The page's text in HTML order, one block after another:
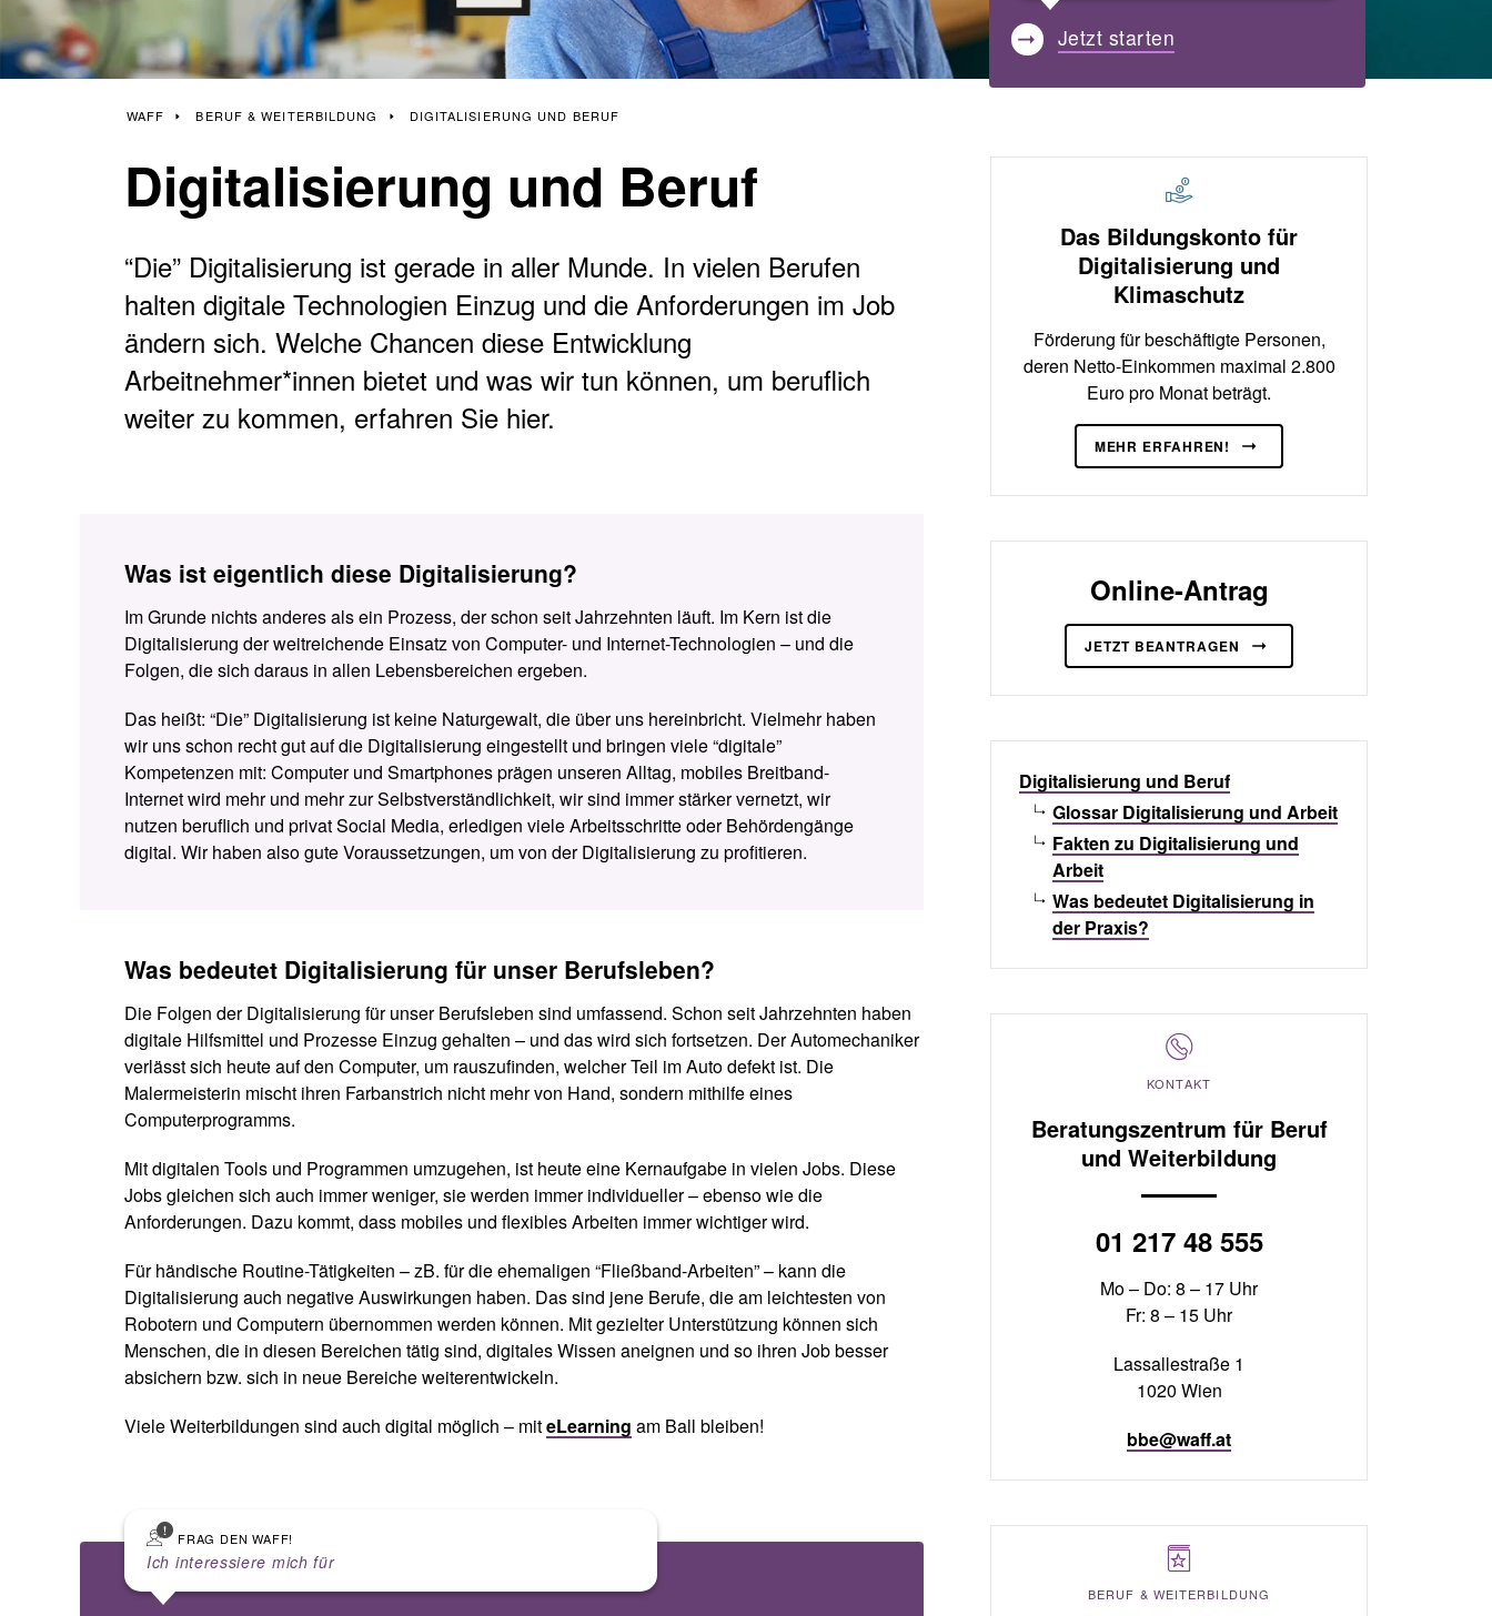
KURS SUCHEN
JOB SUCHEN
Anfahrtsplan
Jetzt starten
WAFF BERUF & WEITERBILDUNG DIGITALISIERUNG UND BERUF
Digitalisierung und Beruf
“Die” Digitalisierung ist gerade in aller Munde. In vielen Berufen
halten digitale Technologien Einzug und die Anforderungen im Job
ändern sich. Welche Chancen diese Entwicklung
Arbeitnehmer*innen bietet und was wir tun können, um beruflich
weiter zu kommen, erfahren Sie hier.
Was ist eigentlich diese Digitalisierung?
Im Grunde nichts anderes als ein Prozess, der schon seit Jahrzehnten läuft. Im Kern ist die
Digitalisierung der weitreichende Einsatz von Computer- und Internet-Technologien – und die
Folgen, die sich daraus in allen Lebensbereichen ergeben.
Das heißt: “Die” Digitalisierung ist keine Naturgewalt, die über uns hereinbricht. Vielmehr haben
wir uns schon recht gut auf die Digitalisierung eingestellt und bringen viele “digitale”
Kompetenzen mit: Computer und Smartphones prägen unseren Alltag, mobiles Breitband-
Internet wird mehr und mehr zur Selbstverständlichkeit, wir sind immer stärker vernetzt, wir
nutzen beruflich und privat Social Media, erledigen viele Arbeitsschritte oder Behördengänge
digital. Wir haben also gute Voraussetzungen, um von der Digitalisierung zu profitieren.
Was bedeutet Digitalisierung für unser Berufsleben?
Die Folgen der Digitalisierung für unser Berufsleben sind umfassend. Schon seit Jahrzehnten haben
digitale Hilfsmittel und Prozesse Einzug gehalten – und das wird sich fortsetzen. Der Automechaniker
verlässt sich heute auf den Computer, um rauszufinden, welcher Teil im Auto defekt ist. Die
Malermeisterin mischt ihren Farbanstrich nicht mehr von Hand, sondern mithilfe eines
Computerprogramms.
Mit digitalen Tools und Programmen umzugehen, ist heute eine Kernaufgabe in vielen Jobs. Diese
Jobs gleichen sich auch immer weniger, sie werden immer individueller – ebenso wie die
Anforderungen. Dazu kommt, dass mobiles und flexibles Arbeiten immer wichtiger wird.
Für händische Routine-Tätigkeiten – zB. für die ehemaligen “Fließband-Arbeiten” – kann die
Digitalisierung auch negative Auswirkungen haben. Das sind jene Berufe, die am leichtesten von
Robotern und Computern übernommen werden können. Mit gezielter Unterstützung können sich
Menschen, die in diesen Bereichen tätig sind, digitales Wissen aneignen und so ihren Job besser
absichern bzw. sich in neue Bereiche weiterentwickeln.
Viele Weiterbildungen sind auch digital möglich – miteLearning am Ball bleiben!
FRAG DEN WAFF!
Ich interessiere mich für
Das Bildungskonto für
Digitalisierung und
Klimaschutz
Förderung für beschäftigte Personen,
deren Netto-Einkommen maximal 2.800
Euro pro Monat beträgt.
MEHR ERFAHREN!
Online-Antrag
JETZT BEANTRAGEN
Digitalisierung und Beruf
Glossar Digitalisierung und Arbeit
Fakten zu Digitalisierung und
Arbeit
Was bedeutet Digitalisierung in
der Praxis?
KONTAKT
Beratungszentrum für Beruf
und Weiterbildung
01 217 48 555
Mo – Do: 8 – 17 Uhr
Fr: 8 – 15 Uhr
Lassallestraße 1
1020 Wien
bbe@waff.at
BERUF & WEITERBILDUNG